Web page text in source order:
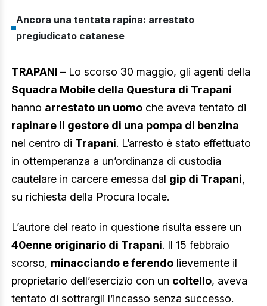
Ancora una tentata rapina: arrestato
pregiudicato catanese
TRAPANI – Lo scorso 30 maggio, gli agenti della
Squadra Mobile della Questura di Trapani
hanno arrestato un uomo che aveva tentato di
rapinare il gestore di una pompa di benzina
nel centro di Trapani. L’arresto è stato effettuato
in ottemperanza a un’ordinanza di custodia
cautelare in carcere emessa dal gip di Trapani,
su richiesta della Procura locale.
L’autore del reato in questione risulta essere un
40enne originario di Trapani. Il 15 febbraio
scorso, minacciando e ferendo lievemente il
proprietario dell’esercizio con un coltello, aveva
tentato di sottrargli l’incasso senza successo.